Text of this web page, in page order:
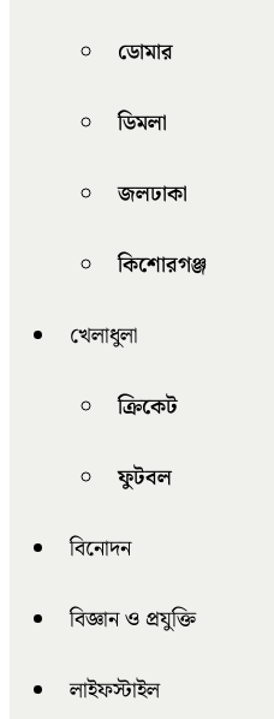
ডোমার
ডিমলা
জলঢাকা
কিশোরগঞ্জ
খেলাধুলা
ক্রিকেট
ফুটবল
বিনোদন
বিজ্ঞান ও প্রযুক্তি
লাইফস্টাইল